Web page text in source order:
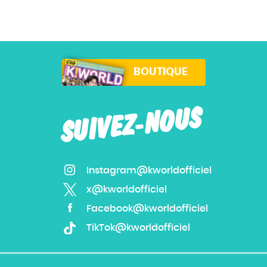
SUIVEZ-NOUS
Instagram@kworldofficiel
x@kworldofficiel
Facebook@kworldofficiel
TikTok@kworldofficiel
BOUTIQUE